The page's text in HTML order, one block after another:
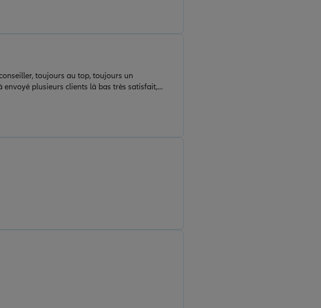
toujours au top, toujours un
plusieurs clients là bas très satisfait,